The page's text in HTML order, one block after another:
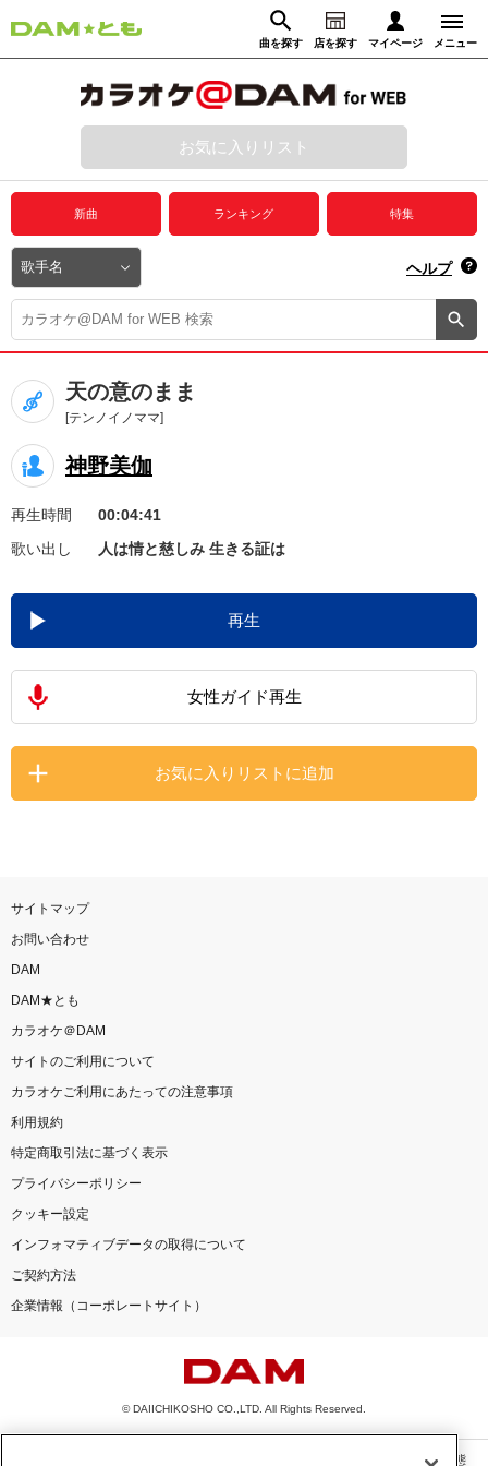
曲を探す 店を探す マイページ メニュー
動画からさがす 録音からさがす
ログイン
プレミアムサービス
DAM★とも動画
DAM★とも録音
カラオケ＠DAM
ユーザー検索
キャンペーン
お知らせ よくあるご質問
DAMの新曲・ランキングなど
カラオケ最新情報をチェック！
家族や友達と一緒に！練習にも！
お気に入りリスト
新曲 ランキング 特集
ヘルプ
天の意のまま
[テンノイノママ]
神野美伽
再生時間
00:04:41
歌い出し
人は情と慈しみ 生きる証は
再生
女性ガイド再生
お気に入りリストに追加
サイトマップ
お問い合わせ
DAM
DAM★とも
カラオケ＠DAM
サイトのご利用について
カラオケご利用にあたっての注意事項
利用規約
特定商取引法に基づく表示
プライバシーポリシー
クッキー設定
インフォマティブデータの取得について
ご契約方法
企業情報（コーポレートサイト）
© DAIICHIKOSHO CO.,LTD. All Rights Reserved.
このサイトに掲載されている一切の文章・画像・写真・動画・音声等を、手段や形態